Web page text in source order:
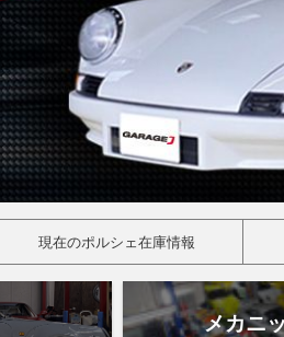
現在のポルシェ在庫情報
メカニ